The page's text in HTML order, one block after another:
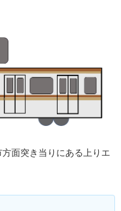
面突き当りにある上りエ